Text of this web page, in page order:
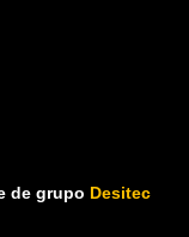
de grupo Desitec